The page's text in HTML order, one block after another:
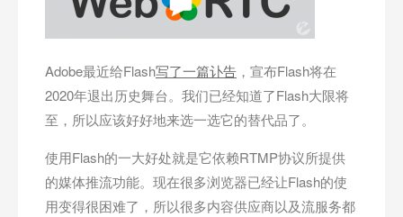
Adobe最近给Flash写了一篇讣告 ，宣布Flash将在
2020年退出历史舞台。我们已经知道了Flash大限将
至，所以应该好好地来选一选它的替代品了。
使用Flash的一大好处就是它依赖RTMP协议所提供
的媒体推流功能。现在很多浏览器已经让Flash的使
用变得很困难了，所以很多内容供应商以及流服务都